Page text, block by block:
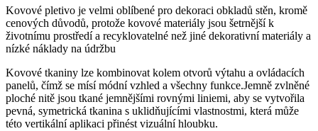
Kovové pletivo je velmi oblíbené pro dekoraci obkladů stěn, kromě
cenových důvodů, protože kovové materiály jsou šetrnější k
životnímu prostředí a recyklovatelné než jiné dekorativní materiály a
nízké náklady na údržbu
Kovové tkaniny lze kombinovat kolem otvorů výtahu a ovládacích
panelů, čímž se mísí módní vzhled a všechny funkce.Jemně zvlněné
ploché nitě jsou tkané jemnějšími rovnými liniemi, aby se vytvořila
pevná, symetrická tkanina s uklidňujícími vlastnostmi, která může
této vertikální aplikaci přinést vizuální hloubku.